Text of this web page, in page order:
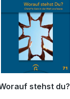
stehst du?